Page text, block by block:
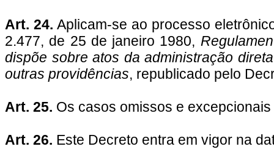
Art. 24. Aplicam-se ao processo
2.477, de 25 de janeiro 1980,
dispõe sobre atos da administração
outras providências, republicado pelo
Art. 25. Os casos omissos e
Art. 26. Este Decreto entra em vigor na